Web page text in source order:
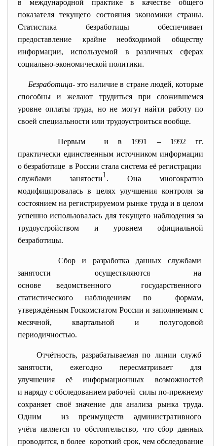
в международной практике в качестве общего
показателя текущего состояния экономики страны.
Статистика безработицы обеспечивает
предоставление крайне необходимой
обществу
информации, используемой в различных сферах
социально-экономической политики.
Безработица- это наличие в стране людей, которые
способны и желают трудиться при сложившемся
уровне оплаты труда, но не могут найти работу по
своей специальности или трудоустроиться вообще.
Первым и в 1991 – 1992 гг.
практически единственным источником информации
о безработице в России стала система её регистрации
службами занятости1 . Она многократно
модифицировалась в целях улучшения контроля за
состоянием на регистрируемом рынке труда и в целом
успешно использовалась для текущего наблюдения за
трудоустройством и уровнем официальной
безработицы.
Сбор и разработка данных службами
занятости осуществляются на
основе ведомственного государственного
статистического наблюдениям по формам,
утверждённым Госкомстатом России и заполняемым с
месячной, квартальной и полугодовой
периодичностью.
Отчётность, разрабатываемая по линии служб
занятости, ежегодно пересматривает для
улучшения её информационных возможностей
и наряду с обследованием рабочей силы по-прежнему
сохраняет своё значение для анализа рынка труда.
Одним из преимуществ административного
учёта является то обстоятельство, что сбор данных
проводится, в более короткий срок, чем обследование